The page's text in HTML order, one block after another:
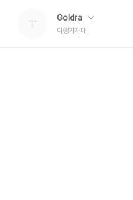
Goldra
여행가자매